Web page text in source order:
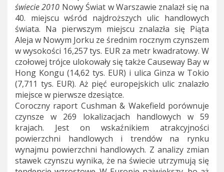
świecie 2010 Nowy Świat w Warszawie znalazł się na
40. miejscu wśród najdroższych ulic handlowych
świata. Na pierwszym miejscu znalazła się Piąta
Aleja w Nowym Jorku ze średnim rocznym czynszem
w wysokości 16,257 tys. EURza metr kwadratowy. W
czołowej trójce ulokowały się także Causeway Bay w
Hong Kongu (14,62 tys. EUR) i ulica Ginza w Tokio
(7,711 tys. EUR). Aż pięć europejskich ulic znalazło
miejsce w pierwsze dzesiątce.
Coroczny raport Cushman & Wakefield porównuje
czynsze w 269 lokalizacjach handlowych w 59
krajach. Jest on wskaźnikiem atrakcyjności
powierzchni handlowych i trendów na rynku
wynajmu powierzchni handlowych. Z analizy zmian
stawek czynszu wynika, że na świecie utrzymują się